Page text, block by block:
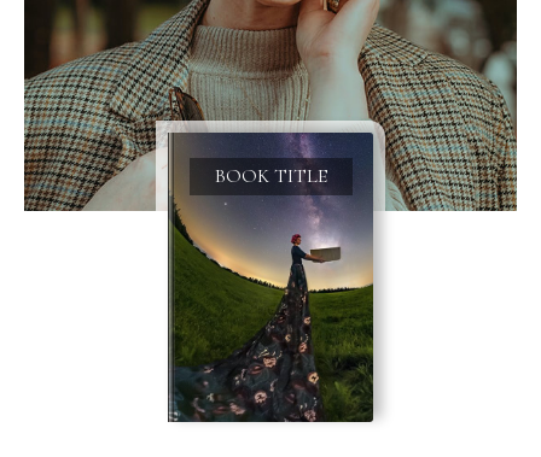
BOOK TITLE